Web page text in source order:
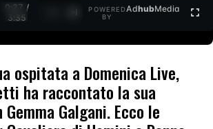
0:27 /
3:35
POWERED
BY
AdhubMedia
ospitata a Domenica Live,
ha raccontato la sua
Galgani. Ecco le